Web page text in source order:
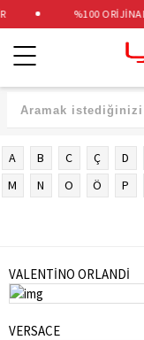
%100
Kategoriler
A B C Ç D
M
N O Ö P
VALENTİNO ORLANDİ
VERSACE